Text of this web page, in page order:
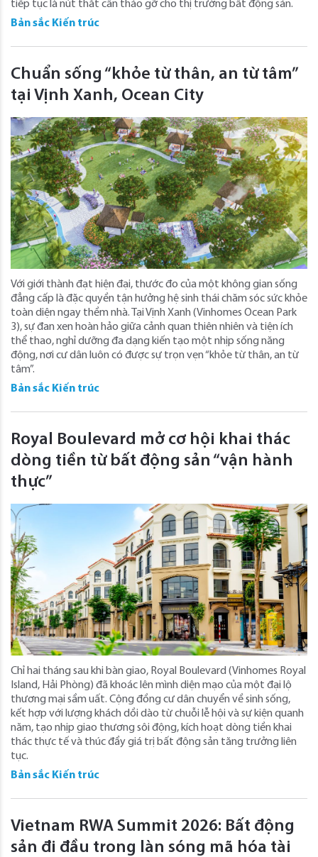
tiếp tục là nút thắt cần tháo gỡ cho thị trường bất động sản.
Bản sắc Kiến trúc
Chuẩn sống “khỏe từ thân, an từ tâm”
tại Vịnh Xanh, Ocean City
Với giới thành đạt hiện đại, thước đo của một không gian sống
đẳng cấp là đặc quyền tận hưởng hệ sinh thái chăm sóc sức khỏe
toàn diện ngay thềm nhà. Tại Vịnh Xanh (Vinhomes Ocean Park
3), sự đan xen hoàn hảo giữa cảnh quan thiên nhiên và tiện ích
thể thao, nghỉ dưỡng đa dạng kiến tạo một nhịp sống năng
động, nơi cư dân luôn có được sự trọn vẹn “khỏe từ thân, an từ
tâm”.
Bản sắc Kiến trúc
Royal Boulevard mở cơ hội khai thác
dòng tiền từ bất động sản “vận hành
thực”
Chỉ hai tháng sau khi bàn giao, Royal Boulevard (Vinhomes Royal
Island, Hải Phòng) đã khoác lên mình diện mạo của một đại lộ
thương mại sầm uất. Cộng đồng cư dân chuyển về sinh sống,
kết hợp với lượng khách dồi dào từ chuỗi lễ hội và sự kiện quanh
năm, tạo nhịp giao thương sôi động, kích hoạt dòng tiền khai
thác thực tế và thúc đẩy giá trị bất động sản tăng trưởng liên
tục.
Bản sắc Kiến trúc
Vietnam RWA Summit 2026: Bất động
sản đi đầu trong làn sóng mã hóa tài